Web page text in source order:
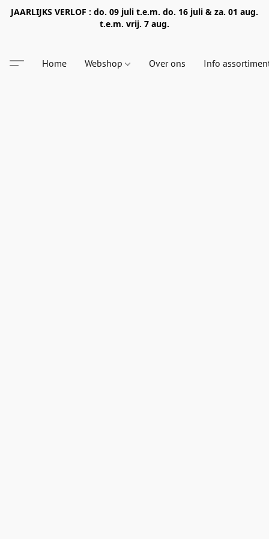
JAARLIJKS VERLOF : do. 09 juli t.e.m. do. 16 juli & za. 01 aug.
t.e.m. vrij. 7 aug.
Home Webshop Over ons Info